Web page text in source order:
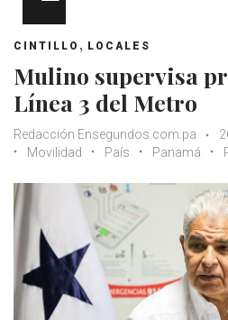
CINTILLO , LOCALES
Mulino supervisa
Línea 3 del Metro
Redacción Ensegundos.com.pa
Movilidad
País Panamá